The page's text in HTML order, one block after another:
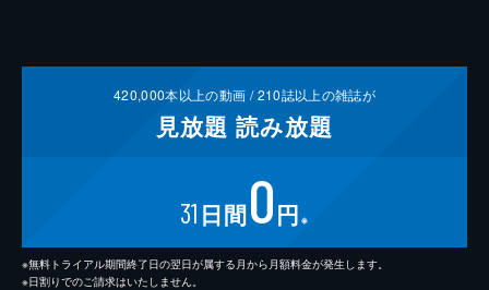
420,000本以上の動画 /210誌以上の雑誌が
見放題 読み放題
31 日間0円 ※
※無料トライアル期間終了日の翌日が属する月から月額料金が発生します。
※日割りでのご請求はいたしません。